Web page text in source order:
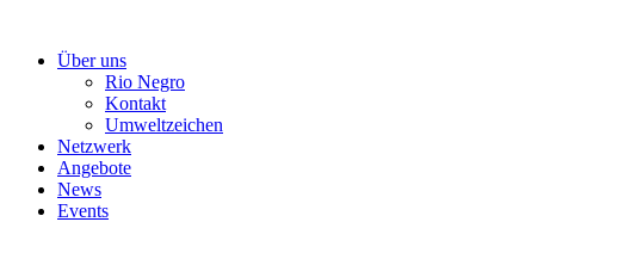
Über uns
Rio Negro
Kontakt
Umweltzeichen
Netzwerk
Angebote
News
Events